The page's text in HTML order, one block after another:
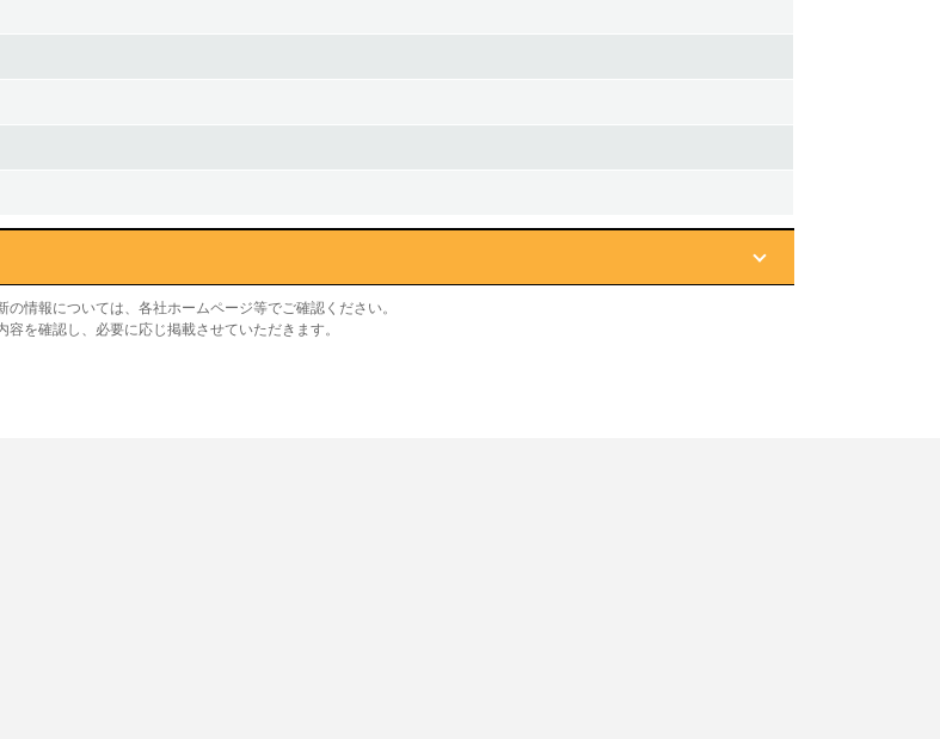
情報については、各社ホームページ等でご確認ください。
を確認し、必要に応じ掲載させていただきます。